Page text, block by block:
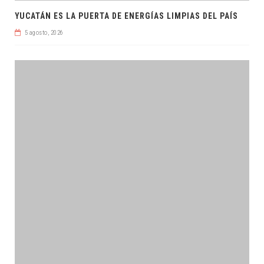
YUCATÁN ES LA PUERTA DE ENERGÍAS LIMPIAS DEL PAÍS
5 agosto, 2026